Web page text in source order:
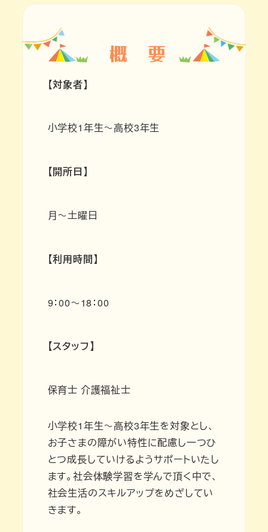
【対象者】
小学校1年生～高校3年生
【開所日】
月～土曜日
【利用時間】
9：00～18：00
【スタッフ】
保育士 介護福祉士
小学校1年生～高校3年生を対象とし、
お子さまの障がい特性に配慮し一つひ
とつ成長していけるようサポートいたし
ます。社会体験学習を学んで頂く中で、
社会生活のスキルアップをめざしてい
きます。